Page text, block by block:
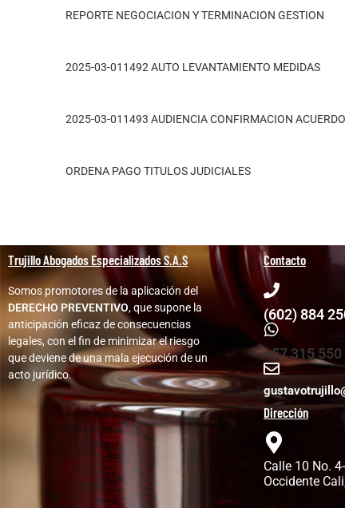
REPORTE NEGOCIACION Y TERMINACION GESTION
2025-03-011492 AUTO LEVANTAMIENTO MEDIDAS
2025-03-011493 AUDIENCIA CONFIRMACION ACUERDO
ORDENA PAGO TITULOS JUDICIALES
Trujillo Abogados Especializados S.A.S
Somos promotores de la aplicación del
DERECHO PREVENTIVO, que supone la
anticipación eficaz de consecuencias
legales, con el fin de minimizar el riesgo
que deviene de una mala ejecución de un
acto jurídico.
Contacto
(602) 884
+57 315 550
Dirección
Calle 10 No.
Occidente